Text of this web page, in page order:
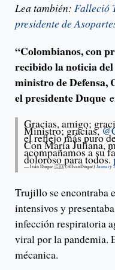
Lea también: Falleció
presidente de
“Colombianos, con
recibido la noticia
ministro de
el presidente Duque
Gracias, amigo;
Ministro; gracias,
el reflejo más puro
Con María Juliana,
acompañamos a su
doloroso para todos.
— Iván Duque 🇨🇴 (@IvanDuque) January
Trujillo se encontraba
intensivos y
infección respiratoria
viral por la pandemia.
mécanica.